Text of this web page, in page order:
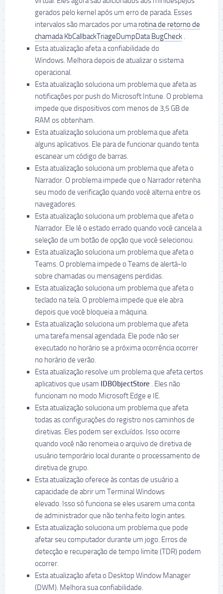
gerados pelo kernel após um erro de parada. Esses
intervalos são marcados por umarotina de retorno de
chamada KbCallbackTriageDumpData BugCheck .
Esta atualização afeta a confiabilidade do
Windows. Melhora depois de atualizar o sistema
operacional.
Esta atualização soluciona um problema que afeta as
notificações por push do Microsoft Intune. O problema
impede que dispositivos com menos de 3,5 GB de
RAM os obtenham.
Esta atualização soluciona um problema que afeta
alguns aplicativos. Ele para de funcionar quando tenta
escanear um código de barras.
Esta atualização soluciona um problema que afeta o
Narrador. O problema impede que o Narrador retenha
seu modo de verificação quando você alterna entre os
navegadores.
Esta atualização soluciona um problema que afeta o
Narrador. Ele lê o estado errado quando você cancela a
seleção de um botão de opção que você selecionou.
Esta atualização soluciona um problema que afeta o
Teams. O problema impede o Teams de alertá-lo
sobre chamadas ou mensagens perdidas.
Esta atualização soluciona um problema que afeta o
teclado na tela. O problema impede que ele abra
depois que você bloqueia a máquina.
Esta atualização soluciona um problema que afeta
uma tarefa mensal agendada. Ele pode não ser
executado no horário se a próxima ocorrência ocorrer
no horário de verão.
Esta atualização resolve um problema que afeta certos
aplicativos que usam IDBObjectStore . Eles não
funcionam no modo Microsoft Edge e IE.
Esta atualização soluciona um problema que afeta
todas as configurações do registro nos caminhos de
diretivas. Eles podem ser excluídos. Isso ocorre
quando você não renomeia o arquivo de diretiva de
usuário temporário local durante o processamento de
diretiva de grupo.
Esta atualização oferece às contas de usuário a
capacidade de abrir um Terminal Windows
elevado. Isso só funciona se eles usarem uma conta
de administrador que não tenha feito login antes.
Esta atualização soluciona um problema que pode
afetar seu computador durante um jogo. Erros de
detecção e recuperação de tempo limite (TDR) podem
ocorrer.
Esta atualização afeta o Desktop Window Manager
(DWM). Melhora sua confiabilidade.